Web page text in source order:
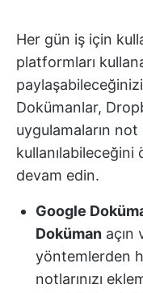
Her gün iş için
platformları
Dokümanlar,
uygulamaların not
devam edin.
Google
Doküman açın
yöntemlerden
notlarınızı